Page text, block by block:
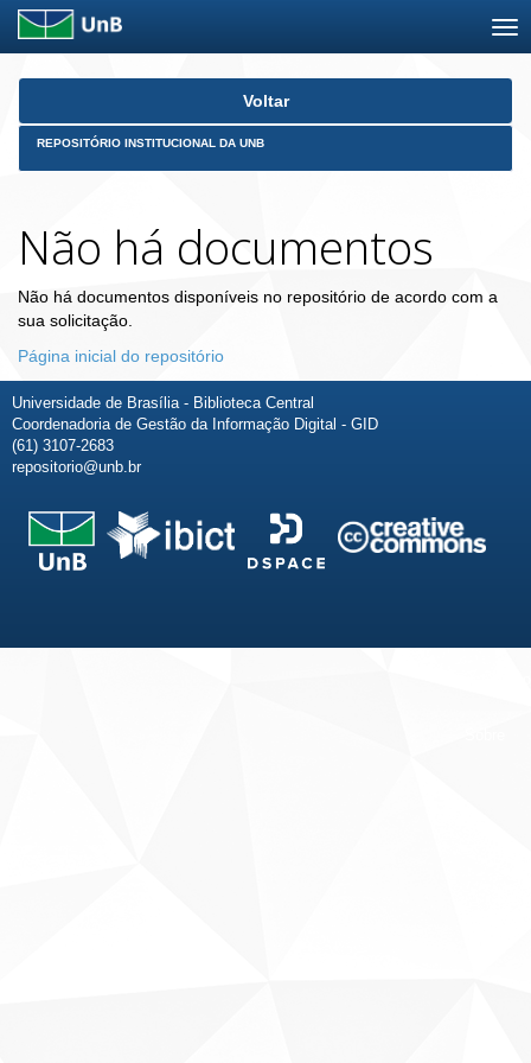
Skip
Voltar
REPOSITÓRIO INSTITUCIONAL DA UNB
Não há documentos
Não há documentos disponíveis no repositório de acordo com a
sua solicitação.
Página inicial do repositório
Universidade de Brasília - Biblioteca Central
Coordenadoria de Gestão da Informação Digital - GID
(61) 3107-2683
repositorio@unb.br